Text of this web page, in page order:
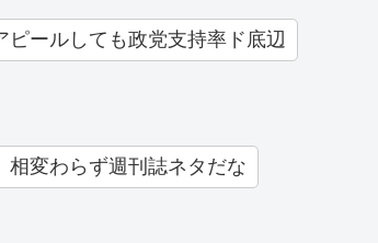
ピールしても政党支持率ド底辺
相変わらず週刊誌ネタだな